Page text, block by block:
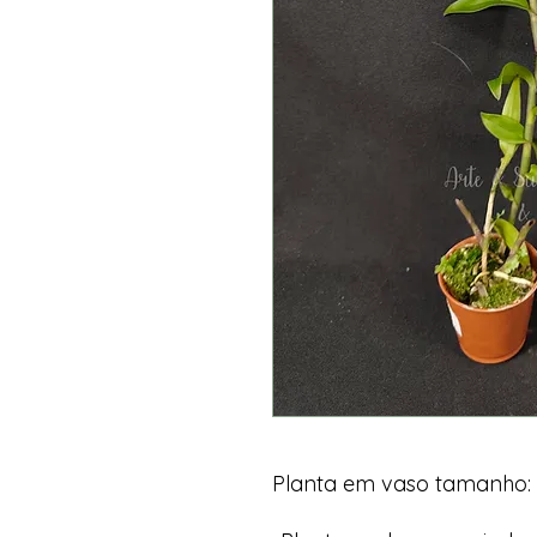
Planta em vaso tamanho: